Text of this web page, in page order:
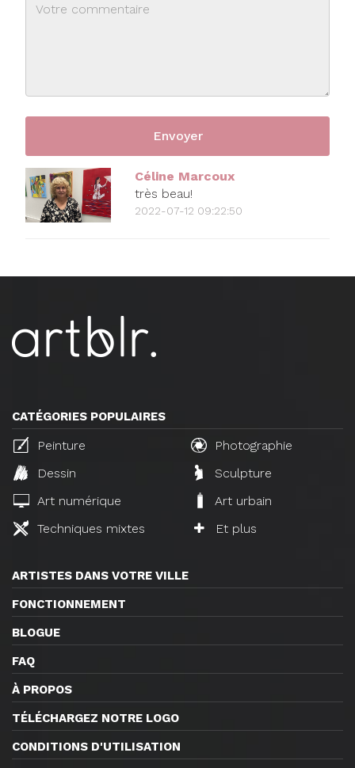
Céline Marcoux
très beau!
2022-07-12 09:22:50
CATÉGORIES POPULAIRES
Peinture
Photographie
Dessin
Sculpture
Art numérique
Art urbain
Techniques mixtes
Et plus
ARTISTES DANS VOTRE VILLE
FONCTIONNEMENT
BLOGUE
FAQ
À PROPOS
TÉLÉCHARGEZ NOTRE LOGO
CONDITIONS D'UTILISATION